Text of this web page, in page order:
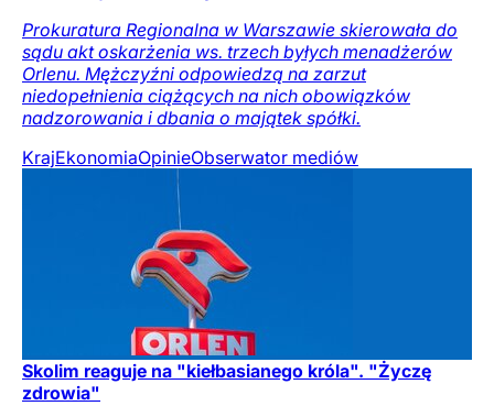
Prokuratura Regionalna w Warszawie skierowała do
sądu akt oskarżenia ws. trzech byłych menadżerów
Orlenu. Mężczyźni odpowiedzą na zarzut
niedopełnienia ciążących na nich obowiązków
nadzorowania i dbania o majątek spółki.
KrajEkonomiaOpinieObserwator mediów
Skolim reaguje na "kiełbasianego króla". "Życzę
zdrowia"